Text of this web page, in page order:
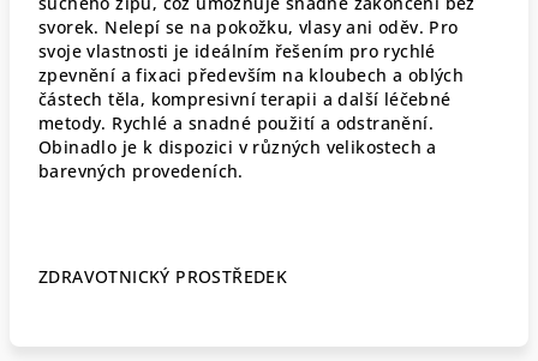
svorek. Nelepí se na pokožku, vlasy ani oděv. Pro
svoje vlastnosti je ideálním řešením pro rychlé
zpevnění afixaci především na kloubech a oblých
částech těla, kompresivní terapii a další léčebné
metody. Rychlé a snadné použití a odstranění.
Obinadlo je k dispozici v různých velikostech a
barevných provedeních.
ZDRAVOTNICKÝ PROSTŘEDEK